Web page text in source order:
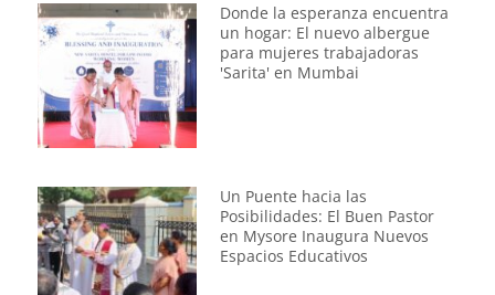
Donde la esperanza encuentra
un hogar: El nuevo albergue
para mujeres trabajadoras
'Sarita' en Mumbai
Un Puente hacia las
Posibilidades: El Buen Pastor
en Mysore Inaugura Nuevos
Espacios Educativos